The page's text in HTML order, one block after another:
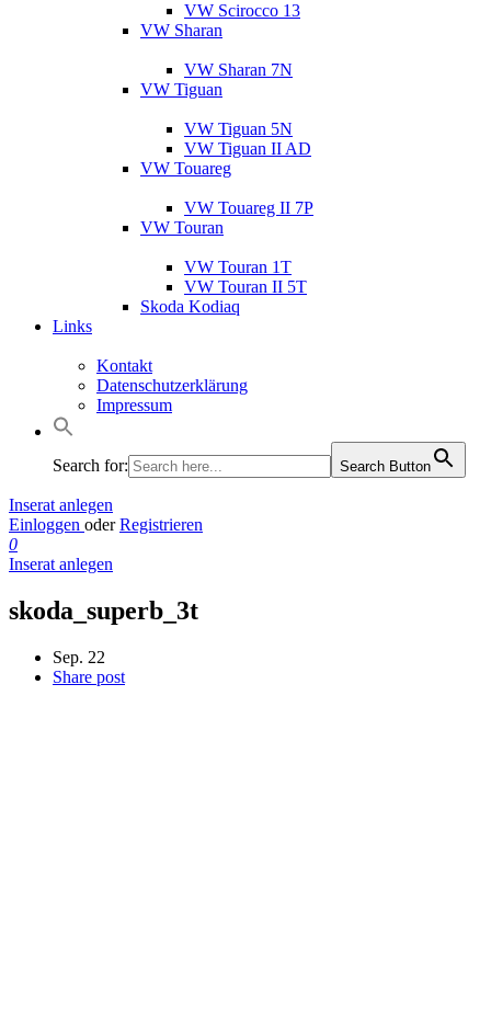
VW Scirocco 13
VW Sharan
VW Sharan 7N
VW Tiguan
VW Tiguan 5N
VW Tiguan II AD
VW Touareg
VW Touareg II 7P
VW Touran
VW Touran 1T
VW Touran II 5T
Skoda Kodiaq
Links
Kontakt
Datenschutzerklärung
Impressum
Search for: Search Button
Inserat anlegen
Einloggen oder Registrieren
0
Inserat anlegen
skoda_superb_3t
Sep. 22
Share post